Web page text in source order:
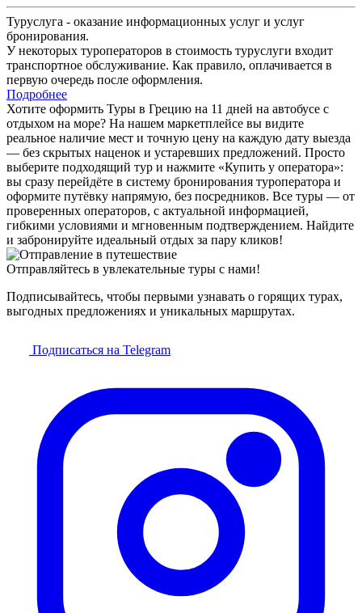
Туруслуга - оказание информационных услуг и услуг
бронирования.
У некоторых туроператоров в стоимость туруслуги входит
транспортное обслуживание. Как правило, оплачивается в
первую очередь после оформления.
Подробнее
Хотите оформить Туры в Грецию на 11 дней на автобусе с
отдыхом на море? На нашем маркетплейсе вы видите
реальное наличие мест и точную цену на каждую дату выезда
— без скрытых наценок и устаревших предложений. Просто
выберите подходящий тур и нажмите «Купить у оператора»:
вы сразу перейдёте в систему бронирования туроператора и
оформите путёвку напрямую, без посредников. Все туры — от
проверенных операторов, с актуальной информацией,
гибкими условиями и мгновенным подтверждением. Найдите
и забронируйте идеальный отдых за пару кликов!
Отправляйтесь в увлекательные туры с нами!
Подписывайтесь, чтобы первыми узнавать о горящих турах,
выгодных предложениях и уникальных маршрутах.
Подписаться на Telegram